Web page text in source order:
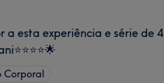
esta experiência e série de 4
Corporal